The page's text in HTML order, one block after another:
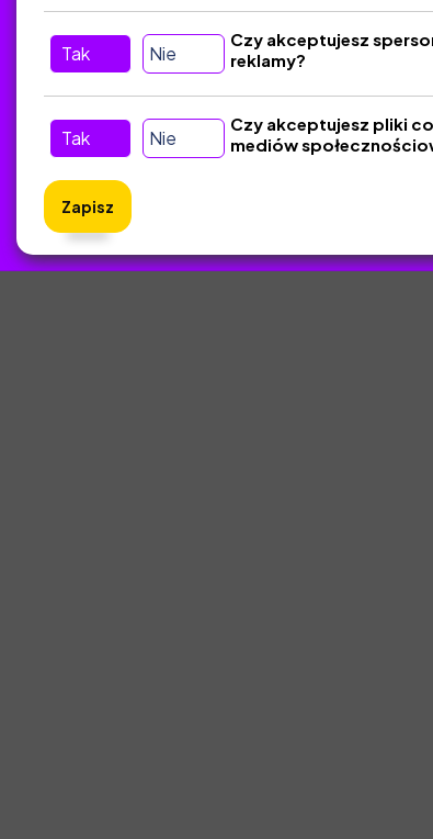
Tak Nie
Czy akceptujesz
reklamy?
Tak Nie
Czy akceptujesz pliki
mediów
Zapisz